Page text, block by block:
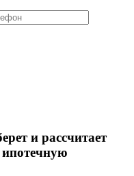
и рассчитает